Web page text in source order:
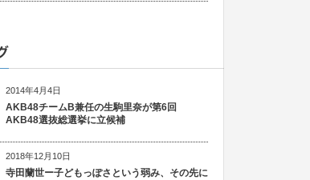
2014年4月4日
AKB48チームB兼任の生駒里奈が第6回
AKB48選抜総選挙に立候補
2018年12月10日
寺田蘭世ー子どもっぽさという弱み、その先に